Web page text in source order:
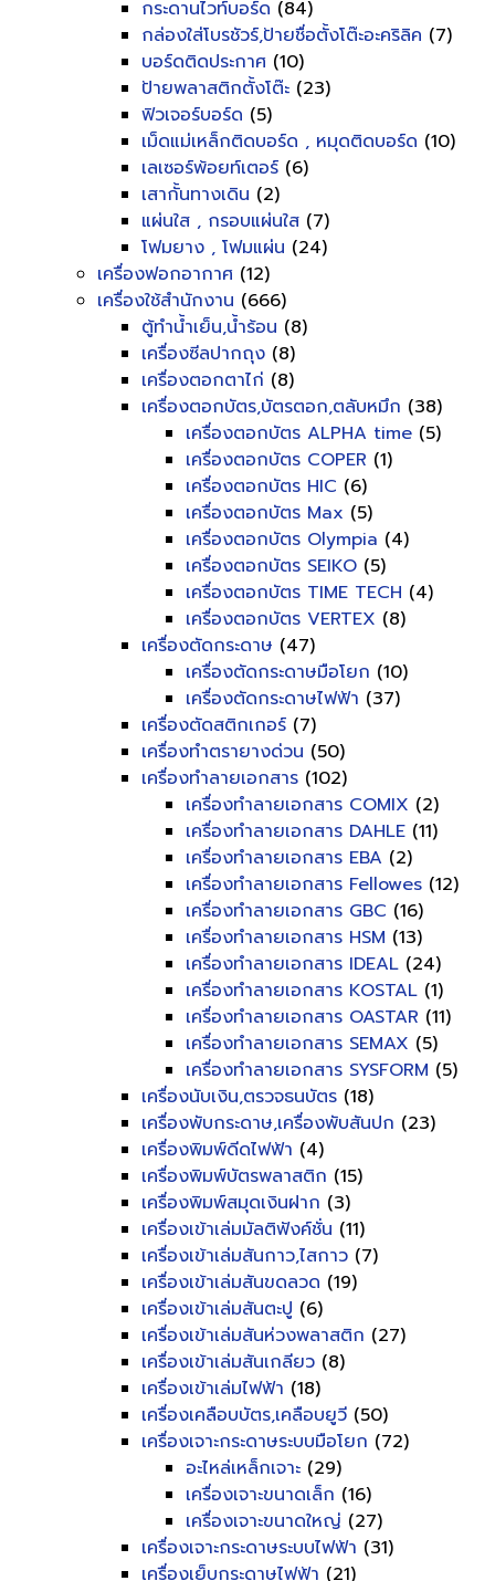
กระดานไวท์บอร์ด (84)
กล่องใส่โบรชัวร์,ป้ายชื่อตั้งโต๊ะอะคริลิค (7)
บอร์ดติดประกาศ (10)
ป้ายพลาสติกตั้งโต๊ะ (23)
ฟิวเจอร์บอร์ด (5)
เม็ดแม่เหล็กติดบอร์ด , หมุดติดบอร์ด (10)
เลเซอร์พ้อยท์เตอร์ (6)
เสากั้นทางเดิน (2)
แผ่นใส , กรอบแผ่นใส (7)
โฟมยาง , โฟมแผ่น (24)
เครื่องฟอกอากาศ (12)
เครื่องใช้สำนักงาน (666)
ตู้ทำน้ำเย็น,น้ำร้อน (8)
เครื่องซีลปากถุง (8)
เครื่องตอกตาไก่ (8)
เครื่องตอกบัตร,บัตรตอก,ตลับหมึก (38)
เครื่องตอกบัตร ALPHA time (5)
เครื่องตอกบัตร COPER (1)
เครื่องตอกบัตร HIC (6)
เครื่องตอกบัตร Max (5)
เครื่องตอกบัตร Olympia (4)
เครื่องตอกบัตร SEIKO (5)
เครื่องตอกบัตร TIME TECH (4)
เครื่องตอกบัตร VERTEX (8)
เครื่องตัดกระดาษ (47)
เครื่องตัดกระดาษมือโยก (10)
เครื่องตัดกระดาษไฟฟ้า (37)
เครื่องตัดสติกเกอร์ (7)
เครื่องทำตรายางด่วน (50)
เครื่องทำลายเอกสาร (102)
เครื่องทำลายเอกสาร COMIX (2)
เครื่องทำลายเอกสาร DAHLE (11)
เครื่องทำลายเอกสาร EBA (2)
เครื่องทำลายเอกสาร Fellowes (12)
เครื่องทำลายเอกสาร GBC (16)
เครื่องทำลายเอกสาร HSM (13)
เครื่องทำลายเอกสาร IDEAL (24)
เครื่องทำลายเอกสาร KOSTAL (1)
เครื่องทำลายเอกสาร OASTAR (11)
เครื่องทำลายเอกสาร SEMAX (5)
เครื่องทำลายเอกสาร SYSFORM (5)
เครื่องนับเงิน,ตรวจธนบัตร (18)
เครื่องพับกระดาษ,เครื่องพับสันปก (23)
เครื่องพิมพ์ดีดไฟฟ้า (4)
เครื่องพิมพ์บัตรพลาสติก (15)
เครื่องพิมพ์สมุดเงินฝาก (3)
เครื่องเข้าเล่มมัลติฟังค์ชั่น (11)
เครื่องเข้าเล่มสันกาว,ไสกาว (7)
เครื่องเข้าเล่มสันขดลวด (19)
เครื่องเข้าเล่มสันตะปู (6)
เครื่องเข้าเล่มสันห่วงพลาสติก (27)
เครื่องเข้าเล่มสันเกลียว (8)
เครื่องเข้าเล่มไฟฟ้า (18)
เครื่องเคลือบบัตร,เคลือบยูวี (50)
เครื่องเจาะกระดาษระบบมือโยก (72)
อะไหล่เหล็กเจาะ (29)
เครื่องเจาะขนาดเล็ก (16)
เครื่องเจาะขนาดใหญ่ (27)
เครื่องเจาะกระดาษระบบไฟฟ้า (31)
เครื่องเย็บกระดาษไฟฟ้า (21)